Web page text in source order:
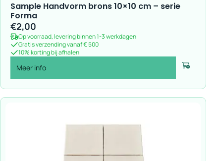
Sample Handvorm brons 10×10 cm – serie
Forma
€2,00
Op voorraad, levering binnen 1-3 werkdagen
Gratis verzending vanaf € 500
10% korting bij afhalen
Meer info Voeg toe